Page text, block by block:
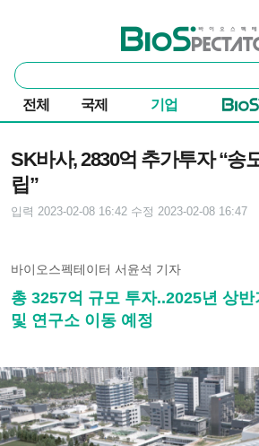
바이오스펙테이터
통
합
검
색
전체 국제 기업
SK바사, 2830억 추가투자 “송
립”
입력 2023-02-08 16:42 수정 2023-02-08 16:47
바이오스펙테이터 서윤석 기자
총 3257억 규모 투자..2025년 상
및 연구소 이동 예정